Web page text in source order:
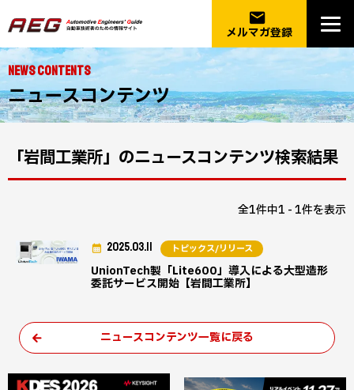
email
メルマガ登録
NEWS CONTENTS
ニュースコンテンツ
「岩間工業所」のニュースコンテンツ検索結果
全1件中1 - 1件を表示
UnionTech製「Lite600」導入による大型造形
委託サービス開始【岩間工業所】
2025.03.11 トピックス/リリース
ニュースコンテンツ一覧に戻る